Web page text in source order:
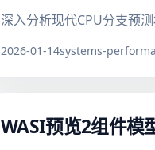
深入分析现代CPU分支预
2026-01-14systems-
WASI预览2组件模